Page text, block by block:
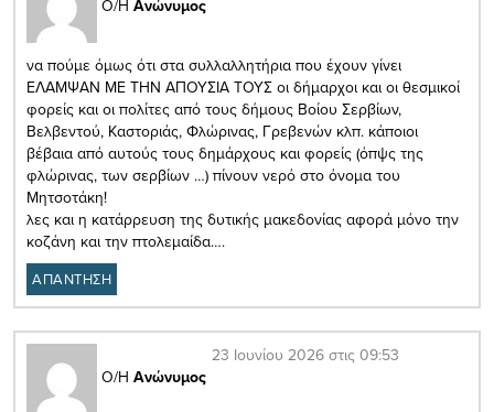
Ο/Η Ανώνυμος
να πούμε όμως ότι στα συλλαλλητήρια που έχουν γίνει
ΕΛΑΜΨΑΝ ΜΕ ΤΗΝ ΑΠΟΥΣΙΑ ΤΟΥΣ οι δήμαρχοι και οι θεσμικοί
φορείς και οι πολίτες από τους δήμους Βοίου Σερβίων,
Βελβεντού, Καστοριάς, Φλώρινας, Γρεβενών κλπ. κάποιοι
βέβαια από αυτούς τους δημάρχους και φορείς (όπψς της
φλώρινας, των σερβίων …) πίνουν νερό στο όνομα του
Μητσοτάκη!
λες και η κατάρρευση της δυτικής μακεδονίας αφορά μόνο την
κοζάνη και την πτολεμαίδα….
ΑΠΑΝΤΗΣΗ
Ο/Η Ανώνυμος
23 Ιουνίου 2026 στις 09:53